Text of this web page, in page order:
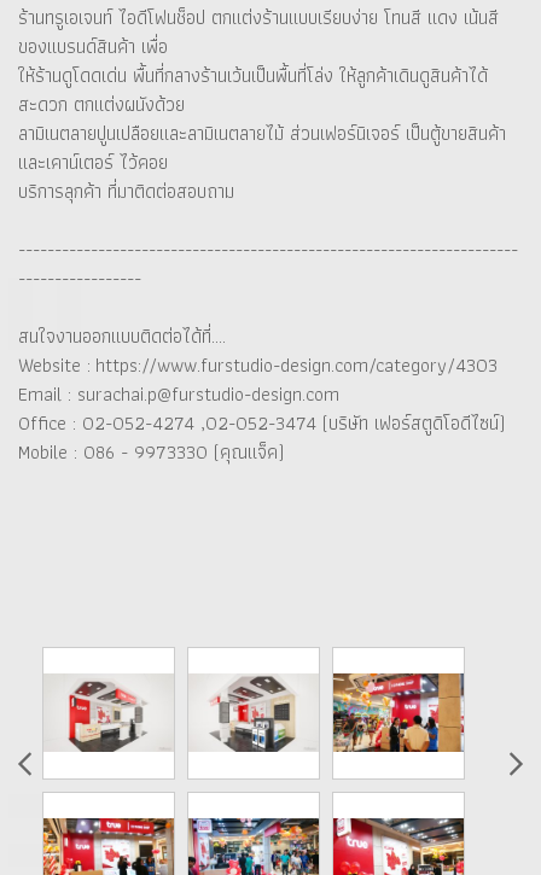
ร้านทรูเอเจนท์ ไอดีโฟนช็อป ตกแต่งร้านแบบเรียบง่าย โทนสี แดง เน้นสี
ของเเบรนด์สินค้า เพื่อ
ให้ร้านดูโดดเด่น พื้นที่กลางร้านเว้นเป็นพื้นที่โล่ง ให้ลูกค้าเดินดูสินค้าได้
สะดวก ตกแต่งผนังด้วย
ลามิเนตลายปูนเปลือยและลามิเนตลายไม้ ส่วนเฟอร์นิเจอร์ เป็นตู้ขายสินค้า
และเคาน์เตอร์ ไว้คอย
บริการลุกค้า ที่มาติดต่อสอบถาม
---------------------------------------------------------------------
-----------------
สนใจงานออกแบบติดต่อได้ที่....
Website : https://www.furstudio-design.com/category/4303
Email : surachai.p@furstudio-design.com
Office : 02-052-4274 ,02-052-3474 (บริษัท เฟอร์สตูดิโอดีไซน์)
Mobile : 086 - 9973330 (คุณแจ็ค)